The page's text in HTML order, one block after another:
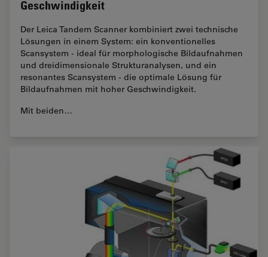
Geschwindigkeit
Der Leica Tandem Scanner kombiniert zwei technische
Lösungen in einem System: ein konventionelles
Scansystem - ideal für morphologische Bildaufnahmen
und dreidimensionale Strukturanalysen, und ein
resonantes Scansystem - die optimale Lösung für
Bildaufnahmen mit hoher Geschwindigkeit.
Mit beiden…